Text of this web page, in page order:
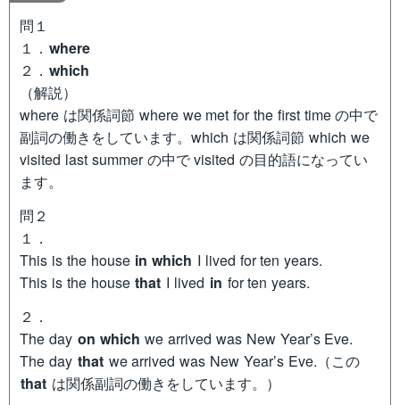
問１
１． where
２． which
（解説）
where は関係詞節 where we met for the first time の中で
副詞の働きをしています。which は関係詞節 which we
visited last summer の中で visited の目的語になってい
ます。
問２
１．
This is the house in which I lived for ten years.
This is the house that I lived in for ten years.
２．
The day on which we arrived was New Year’s Eve.
The day that we arrived was New Year’s Eve.（この
that は関係副詞の働きをしています。）